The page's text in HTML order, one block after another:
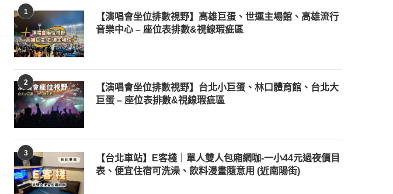
1
【演唱會坐位排數視野】高雄巨蛋、世運主場館、高雄流行
音樂中心 – 座位表排數&視線瑕疵區
2
【演唱會坐位排數視野】台北小巨蛋、林口體育館、台北大
巨蛋 – 座位表排數&視線瑕疵區
3
【台北車站】E客棧｜單人雙人包廂網咖-一小44元過夜價目
表、便宜住宿可洗澡、飲料漫畫隨意用 (近南陽街)